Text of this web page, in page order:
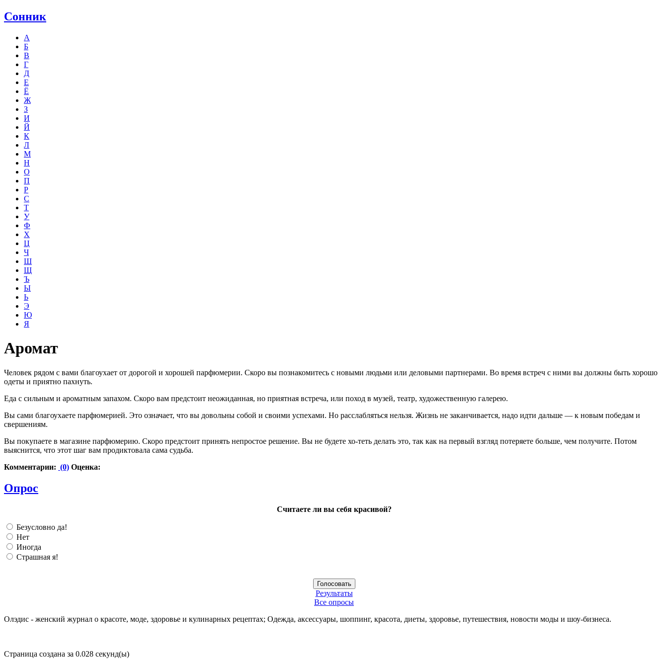
Сонник
А
Б
В
Г
Д
Е
Ё
Ж
З
И
Й
К
Л
М
Н
О
П
Р
С
Т
У
Ф
Х
Ц
Ч
Ш
Щ
Ъ
Ы
Ь
Э
Ю
Я
Аромат
Человек рядом с вами благоухает от дорогой и хорошей парфюмерии. Скоро вы познакомитесь с новыми людьми или деловыми партнерами. Во время встреч с ними вы должны быть хорошо
одеты и приятно пахнуть.
Еда с сильным и ароматным запахом. Скоро вам предстоит неожиданная, но приятная встреча, или поход в музей, театр, художественную галерею.
Вы сами благоухаете парфюмерией. Это означает, что вы довольны собой и своими успехами. Но расслабляться нельзя. Жизнь не заканчивается, надо идти дальше — к новым победам и
свершениям.
Вы покупаете в магазине парфюмерию. Скоро предстоит принять непростое решение. Вы не будете хо-теть делать это, так как на первый взгляд потеряете больше, чем получите. Потом
выяснится, что этот шаг вам продиктовала сама судьба.
Комментарии: (0) Оценка:
Опрос
Считаете ли вы себя красивой?
Безусловно да!
Нет
Иногда
Страшная я!
Результаты
Все опросы
Олэдис - женский журнал о красоте, моде, здоровье и кулинарных рецептах; Одежда, аксессуары, шоппинг, красота, диеты, здоровье, путешествия, новости моды и шоу-бизнеса.
Страница создана за 0.028 секунд(ы)